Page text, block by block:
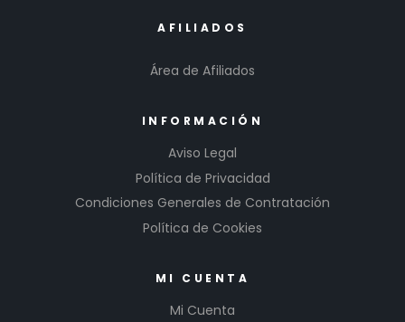
AFILIADOS
Área de Afiliados
INFORMACIÓN
Aviso Legal
Política de Privacidad
Condiciones Generales de Contratación
Política de Cookies
MI CUENTA
Mi Cuenta